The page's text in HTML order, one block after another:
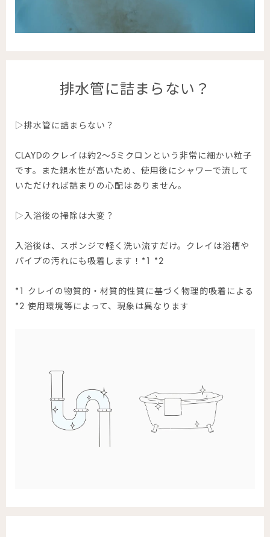
排水管に詰まらない？
▷排水管に詰まらない？
CLAYDのクレイは約2〜5ミクロンという非常に細かい粒子
です。また親水性が高いため、使用後にシャワーで流して
いただければ詰まりの心配はありません。
▷入浴後の掃除は大変？
入浴後は、スポンジで軽く洗い流すだけ。クレイは浴槽や
パイプの汚れにも吸着します！*1 *2
*1 クレイの物質的・材質的性質に基づく物理的吸着による
*2 使用環境等によって、現象は異なります